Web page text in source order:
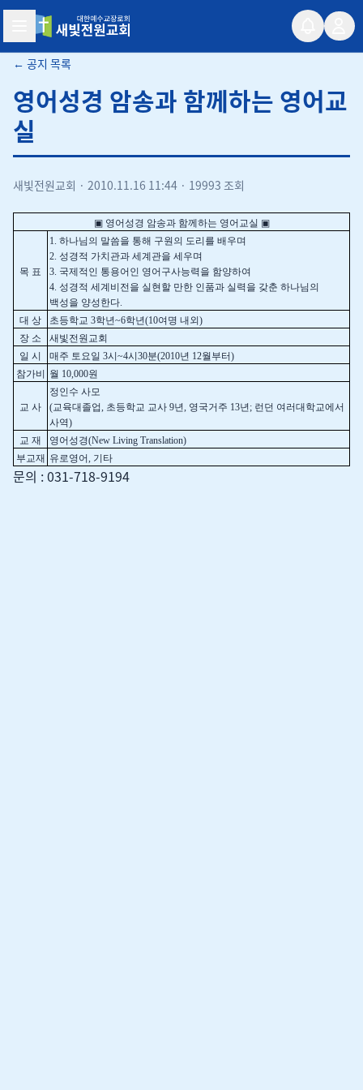
새빛전원교회
← 공지 목록
영어성경 암송과 함께하는 영어교
실
새빛전원교회 · 2010.11.16 11:44 · 19993 조회
▣영어성경 암송과 함께하는 영어교실 ▣
목 표
1. 하나님의 말씀을 통해 구원의 도리를 배우며
2. 성경적 가치관과 세계관을 세우며
3. 국제적인 통용어인 영어구사능력을 함양하여
4. 성경적 세계비전을 실현할 만한 인품과 실력을 갖춘 하나님의
백성을 양성한다.
대 상
초등학교 3학년~6학년(10여명 내외)
장 소
새빛전원교회
일 시
매주 토요일 3시~4시30분(2010년 12월부터)
참가비
월 10,000원
교 사
정인수 사모
(교육대졸업, 초등학교 교사 9년, 영국거주 13년; 런던 여러대학교에서
사역)
교 재
영어성경(New Living Translation)
부교재 유로영어, 기타
문의 : 031-718-9194